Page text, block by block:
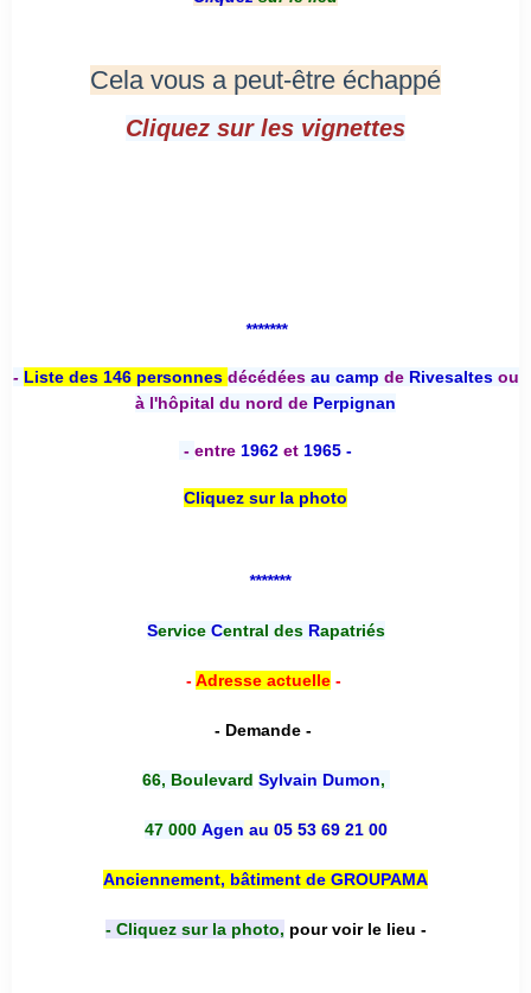
Cela vous a peut-être échappé
Cliquez sur les vignettes
*******
- Liste des 146 personnes décédées au camp deRivesaltesou
à l'hôpital du nord de Perpignan
- entre 1962 et 1965 -
Cliquez sur la photo
*******
Service Central desRapatriés
-Adresse actuelle-
- Demande -
66, Boulevard Sylvain Dumon,
47 000 Agen au 05 53 69 21 00
Anciennement, bâtiment de GROUPAMA
- Cliquez sur la photo, pour voir le lieu -